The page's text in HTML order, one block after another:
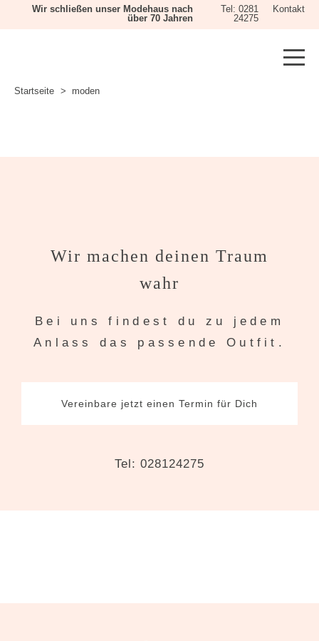
Wir schließen unser Modehaus nach
über 70 Jahren
Tel: 0281
24275
Kontakt
Startseite moden
Wir machen deinen Traum
wahr
Bei uns findest du zu jedem
Anlass das passende Outfit.
Vereinbare jetzt einen Termin für Dich
Tel: 028124275